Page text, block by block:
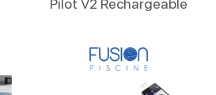
Pilot V2 Rechargeable